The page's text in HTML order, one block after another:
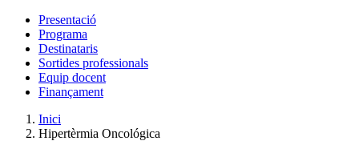
Presentació
Programa
Destinataris
Sortides professionals
Equip docent
Finançament
Inici
Hipertèrmia Oncológica